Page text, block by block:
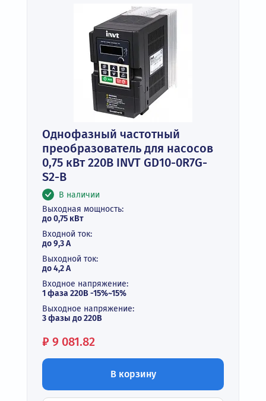
Однофазный частотный
преобразователь для насосов
0,75 кВт 220В INVT GD10-0R7G-
S2-B
В наличии
Выходная мощность:
до 0,75 кВт
Входной ток:
до 9,3 А
Выходной ток:
до 4,2 А
Входное напряжение:
1 фаза 220В -15%~15%
Выходное напряжение:
3 фазы до 220В
Цена:
₽ 9 081.82
В корзину